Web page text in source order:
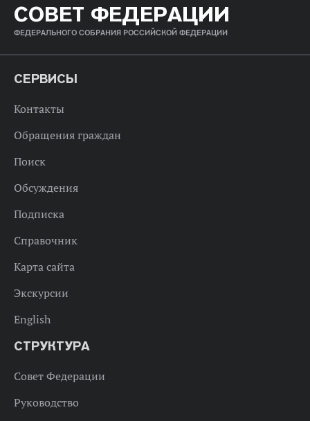
СОВЕТ ФЕДЕРАЦИИ
ФЕДЕРАЛЬНОГО СОБРАНИЯ РОССИЙСКОЙ ФЕДЕРАЦИИ
СЕРВИСЫ
Контакты
Обращения граждан
Поиск
Обсуждения
Подписка
Справочник
Карта сайта
Экскурсии
English
СТРУКТУРА
Совет Федерации
Руководство